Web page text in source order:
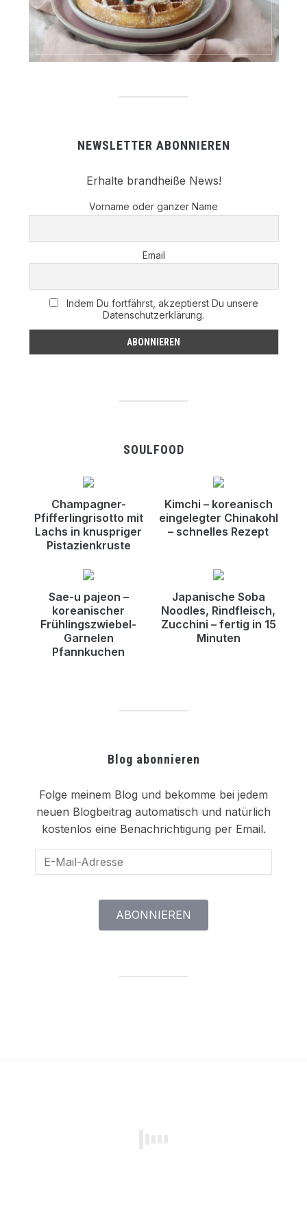
NEWSLETTER ABONNIEREN
Erhalte brandheiße News!
Vorname oder ganzer Name
Email
Indem Du fortfährst, akzeptierst Du unsere
Datenschutzerklärung.
SOULFOOD
Champagner-
Pfifferlingrisotto mit
Lachs in knuspriger
Pistazienkruste
Kimchi – koreanisch
eingelegter Chinakohl
– schnelles Rezept
Sae-u pajeon –
koreanischer
Frühlingszwiebel-
Garnelen
Pfannkuchen
Japanische Soba
Noodles, Rindfleisch,
Zucchini – fertig in 15
Minuten
Blog abonnieren
Folge meinem Blog und bekomme bei jedem
neuen Blogbeitrag automatisch und natürlich
kostenlos eine Benachrichtigung per Email.
Mail-
ABONNIEREN